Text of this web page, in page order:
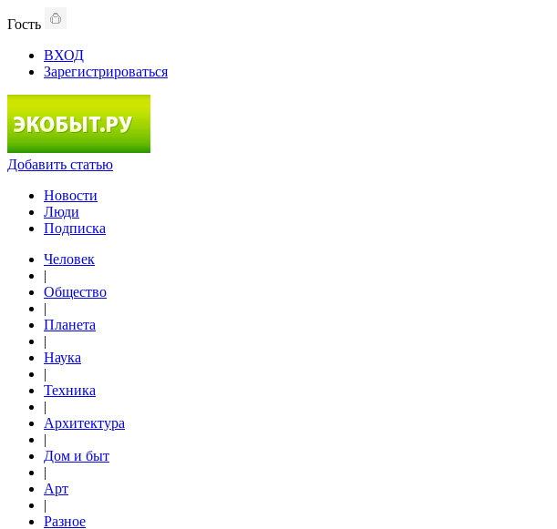
Гость
ВХОД
Зарегистрироваться
Добавить статью
Новости
Люди
Подписка
Человек
|
Общество
|
Планета
|
Наука
|
Техника
|
Архитектура
|
Дом и быт
|
Арт
|
Разное